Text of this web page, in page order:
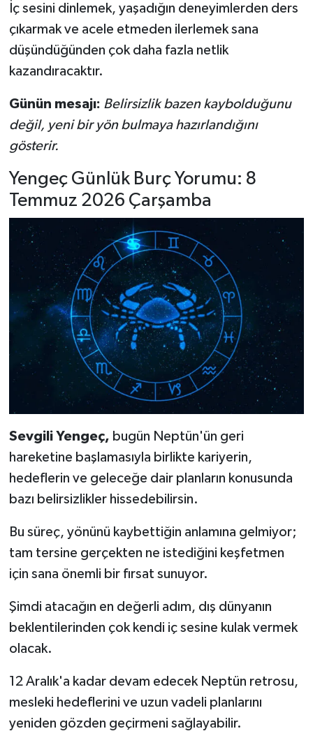
İç sesini dinlemek, yaşadığın deneyimlerden ders
çıkarmak ve acele etmeden ilerlemek sana
düşündüğünden çok daha fazla netlik
kazandıracaktır.
Günün mesajı: Belirsizlik bazen kaybolduğunu
değil, yeni bir yön bulmaya hazırlandığını
gösterir.
Yengeç Günlük Burç Yorumu: 8
Temmuz 2026 Çarşamba
Sevgili Yengeç, bugün Neptün'ün geri
hareketine başlamasıyla birlikte kariyerin,
hedeflerin ve geleceğe dair planların konusunda
bazı belirsizlikler hissedebilirsin.
Bu süreç, yönünü kaybettiğin anlamına gelmiyor;
tam tersine gerçekten ne istediğini keşfetmen
için sana önemli bir fırsat sunuyor.
Şimdi atacağın en değerli adım, dış dünyanın
beklentilerinden çok kendi iç sesine kulak vermek
olacak.
12 Aralık'a kadar devam edecek Neptün retrosu,
mesleki hedeflerini ve uzun vadeli planlarını
yeniden gözden geçirmeni sağlayabilir.